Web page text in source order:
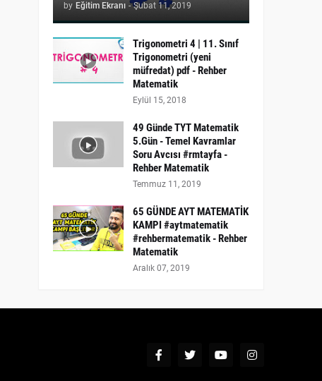
by Eğitim Ekranı - Şubat 11, 2019
Trigonometri 4 | 11. Sınıf
Trigonometri (yeni
müfredat) pdf - Rehber
Matematik
Eylül 15, 2018
49 Günde TYT Matematik
5.Gün - Temel Kavramlar
Soru Avcısı #rmtayfa -
Rehber Matematik
Temmuz 11, 2019
65 GÜNDE AYT MATEMATİK
KAMPI #aytmatematik
#rehbermatematik - Rehber
Matematik
Aralık 07, 2019